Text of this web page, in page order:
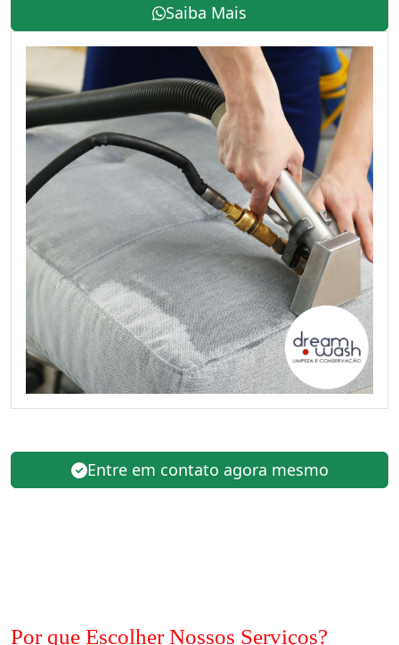
Saiba Mais
Entre em contato agora mesmo
Por que Escolher Nossos Serviços?